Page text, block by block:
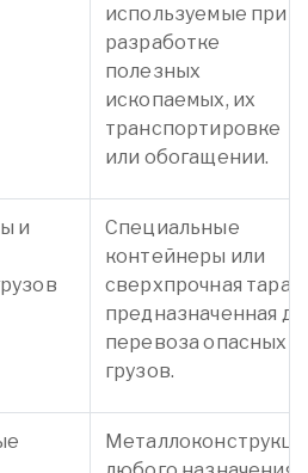
используемые при
разработке
полезных
ископаемых, их
транспортировке
или обогащении.
и
Специальные
контейнеры или
сверхпрочная тара,
предназначенная
перевоза опасных
грузов.